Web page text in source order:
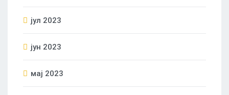
јул 2023
јун 2023
мај 2023